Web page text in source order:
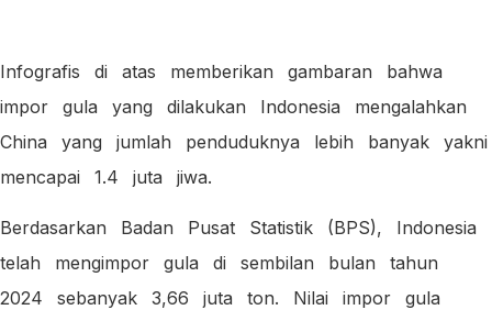
Infografis di atas memberikan gambaran bahwa
impor gula yang dilakukan Indonesia mengalahkan
China yang jumlah penduduknya lebih banyak yakni
mencapai 1.4 juta jiwa.
Berdasarkan Badan Pusat Statistik (BPS), Indonesia
telah mengimpor gula di sembilan bulan tahun
2024 sebanyak 3,66 juta ton. Nilai impor gula